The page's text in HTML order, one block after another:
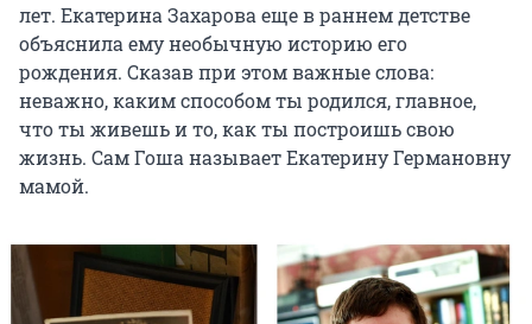
лет. Екатерина Захарова еще в раннем детстве
объяснила ему необычную историю его
рождения. Сказав при этом важные слова:
неважно, каким способом ты родился, главное,
что ты живешь и то, как ты построишь свою
жизнь. Сам Гоша называет Екатерину Германовну
мамой.